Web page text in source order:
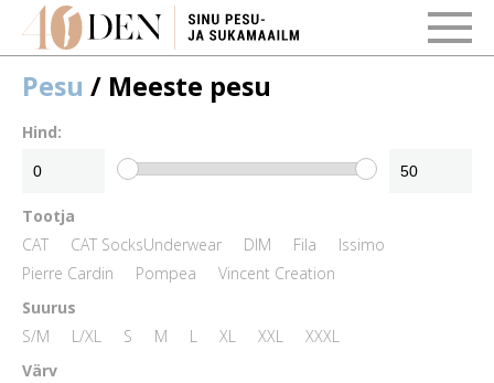
Pesu / Meeste pesu
Hind:
Tootja
CAT
CAT SocksUnderwear DIM Fila
Issimo
Pierre Cardin
Pompea
Vincent Creation
Suurus
S/M
L/XL S M L XL XXL
XXXL
Värv